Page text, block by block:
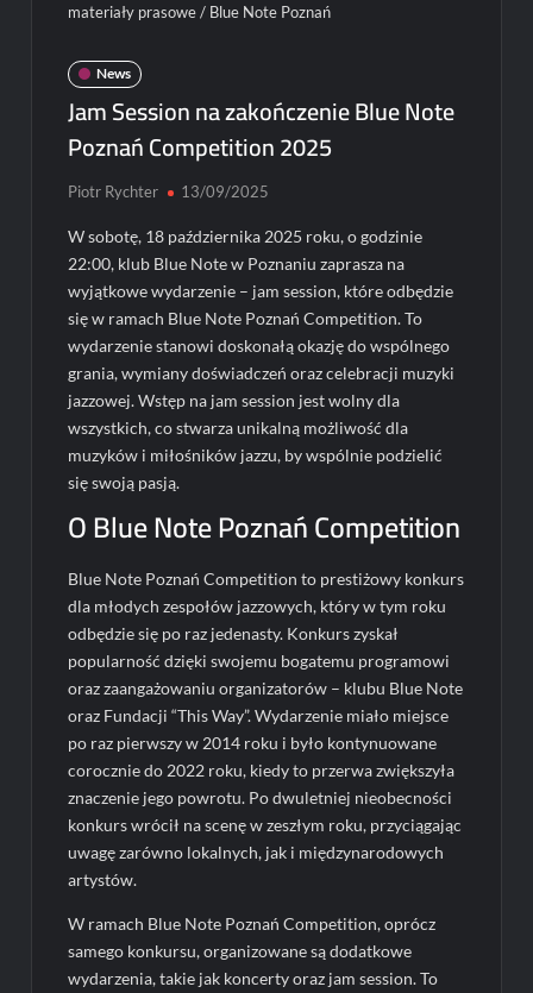
materiały prasowe / Blue Note Poznań
News
Jam Session na zakończenie Blue Note
Poznań Competition 2025
Piotr Rychter 13/09/2025
W sobotę, 18 października 2025 roku, o godzinie
22:00, klub Blue Note w Poznaniu zaprasza na
wyjątkowe wydarzenie – jam session, które odbędzie
się w ramach Blue Note Poznań Competition. To
wydarzenie stanowi doskonałą okazję do wspólnego
grania, wymiany doświadczeń oraz celebracji muzyki
jazzowej. Wstęp na jam session jest wolny dla
wszystkich, co stwarza unikalną możliwość dla
muzyków i miłośników jazzu, by wspólnie podzielić
się swoją pasją.
O Blue Note Poznań Competition
Blue Note Poznań Competition to prestiżowy konkurs
dla młodych zespołów jazzowych, który w tym roku
odbędzie się po raz jedenasty. Konkurs zyskał
popularność dzięki swojemu bogatemu programowi
oraz zaangażowaniu organizatorów – klubu Blue Note
oraz Fundacji “This Way”. Wydarzenie miało miejsce
po raz pierwszy w 2014 roku i było kontynuowane
corocznie do 2022 roku, kiedy to przerwa zwiększyła
znaczenie jego powrotu. Po dwuletniej nieobecności
konkurs wrócił na scenę w zeszłym roku, przyciągając
uwagę zarówno lokalnych, jak i międzynarodowych
artystów.
W ramach Blue Note Poznań Competition, oprócz
samego konkursu, organizowane są dodatkowe
wydarzenia, takie jak koncerty oraz jam session. To